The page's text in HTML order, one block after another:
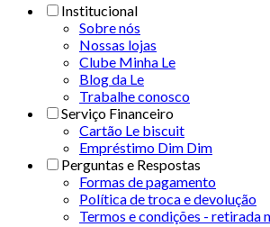
Institucional
Sobre nós
Nossas lojas
Clube Minha Le
Blog da Le
Trabalhe conosco
Serviço Financeiro
Cartão Le biscuit
Empréstimo Dim Dim
Perguntas e Respostas
Formas de pagamento
Política de troca e devolução
Termos e condições - retirada